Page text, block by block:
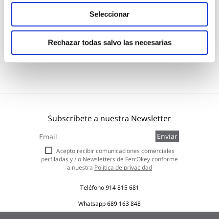
Seleccionar
Rechazar todas salvo las necesarias
92,70 €
Subscríbete a nuestra Newsletter
a
nuestro
boletín
de
Enviar
Acepto recibir comunicaciones comerciales
perfiladas y / o Newsletters de FerrOkey conforme
a nuestra Política de privacidad
Teléfono914 815 681
Whatsapp689 163 848